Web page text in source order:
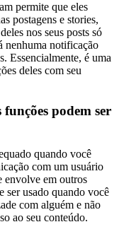
permite que eles
postagens e stories,
nos seus posts só
nenhuma notificação
Essencialmente, é uma
deles com seu
funções podem ser
quando você
com um usuário
envolve em outros
ser usado quando você
com alguém e não
ao seu conteúdo.